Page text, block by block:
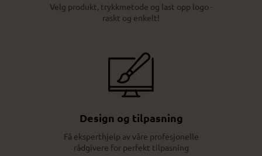
Velg produkt, trykkmetode og last opp logo -
raskt og enkelt!
Design og tilpasning
Få eksperthjelp av våre profesjonelle
rådgivere for perfekt tilpasning